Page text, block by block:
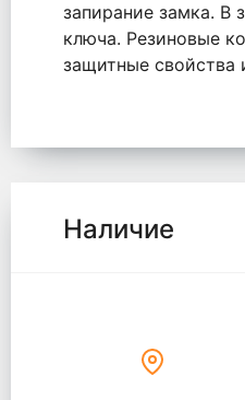
запирание замка. В
ключа. Резиновые
защитные свойства
Наличие